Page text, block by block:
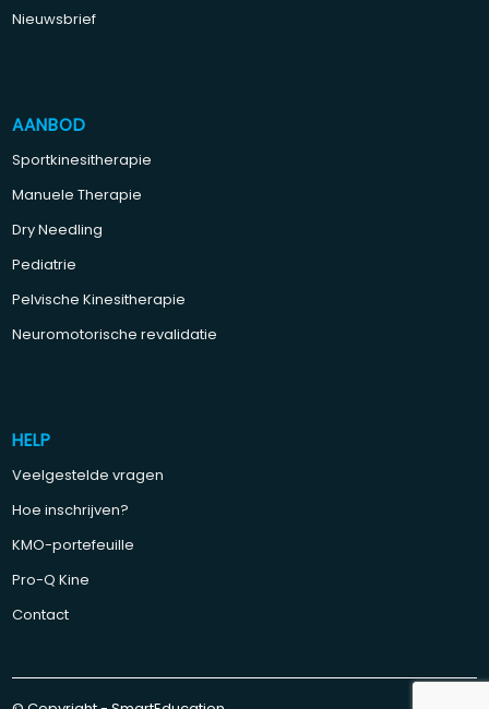
Nieuwsbrief
AANBOD
Sportkinesitherapie
Manuele Therapie
Dry Needling
Pediatrie
Pelvische Kinesitherapie
Neuromotorische revalidatie
HELP
Veelgestelde vragen
Hoe inschrijven?
KMO-portefeuille
Pro-Q Kine
Contact